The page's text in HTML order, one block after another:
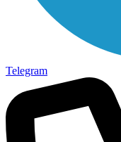
Telegram